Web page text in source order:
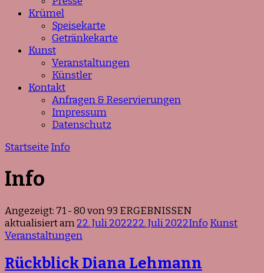
Krümel
Speisekarte
Getränkekarte
Kunst
Veranstaltungen
Künstler
Kontakt
Anfragen & Reservierungen
Impressum
Datenschutz
Startseite Info
Info
Angezeigt: 71 - 80 von 93 ERGEBNISSEN
aktualisiert am22. Juli 202222. Juli 2022Info Kunst
Veranstaltungen
Rückblick Diana Lehmann